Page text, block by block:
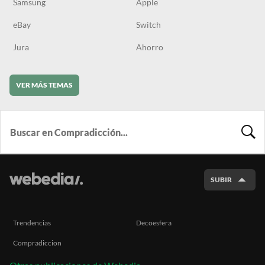
Samsung Apple
eBay Switch
Jura Ahorro
VER MÁS TEMAS
SUBIR
Trendencias Decoesfera
Compradiccion